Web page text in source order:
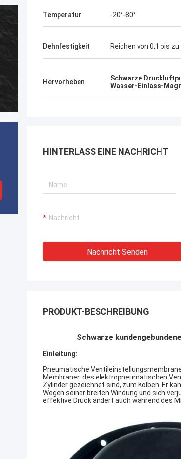
Linda.M
Industrie-Schockdämpfer fehlerfreie
Temperatur -20°-80°
Dehnfestigkeit Reichen von 0,1 bis zu
Hervorheben Schwarze
Wasser-Einlass-
HINTERLASS EINE NACHRICHT
Nachricht Senden
PRODUKT-BESCHREIBUNG
Schwarze
Einleitung:
Pneumatische
Membranen des elektropneumatischen
Zylinder gezeichnet sind, zum Kolben. Er
Wegen seiner breiten Windung und sich
effektive Druck ändert auch während des